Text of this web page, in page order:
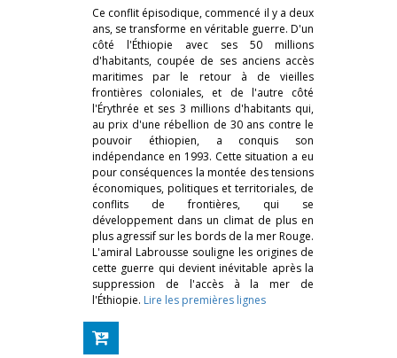
Ce conflit épisodique, commencé il y a deux
ans, se transforme en véritable guerre. D'un
côté l'Éthiopie avec ses 50 millions
d'habitants, coupée de ses anciens accès
maritimes par le retour à de vieilles
frontières coloniales, et de l'autre côté
l'Érythrée et ses 3 millions d'habitants qui,
au prix d'une rébellion de 30 ans contre le
pouvoir éthiopien, a conquis son
indépendance en 1993. Cette situation a eu
pour conséquences la montée des tensions
économiques, politiques et territoriales, de
conflits de frontières, qui se
développement dans un climat de plus en
plus agressif sur les bords de la mer Rouge.
L'amiral Labrousse souligne les origines de
cette guerre qui devient inévitable après la
suppression de l'accès à la mer de
l'Éthiopie. Lire les premières lignes